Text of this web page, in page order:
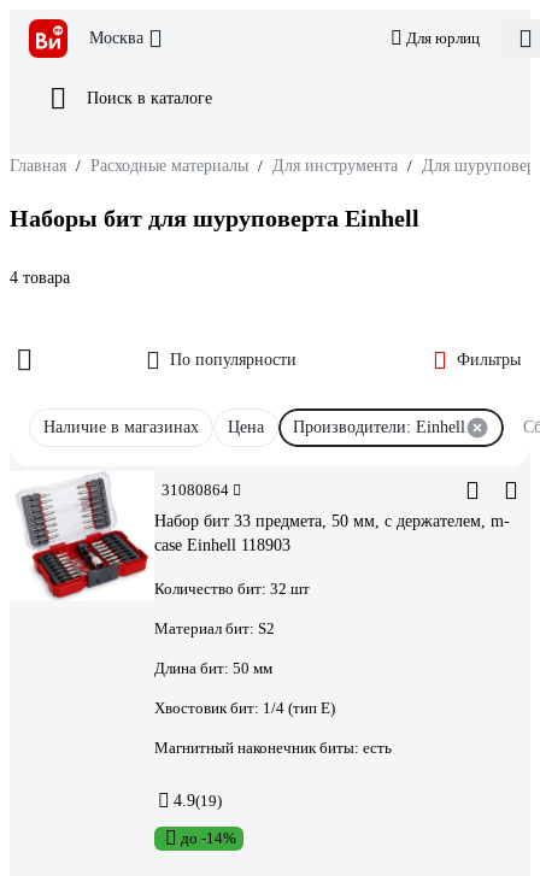
Москва Для юрлиц
Поиск в каталоге
Главная / Расходные материалы / Для инструмента / Для
Наборы бит для шуруповерта Einhell
4 товара
По популярности Фильтры
Наличие в магазинах Цена Производители: Einhell
31080864
Набор бит 33 предмета, 50 мм, с держателем, m-
case Einhell 118903
Количество бит: 32 шт
Материал бит: S2
Длина бит: 50 мм
Хвостовик бит: 1/4 (тип Е)
Магнитный наконечник биты: есть
4.9(19)
до -14%